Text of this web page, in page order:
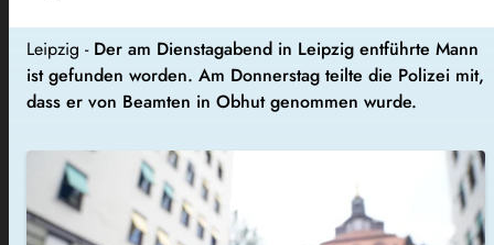
Leipzig - Der am Dienstagabend in Leipzig entführte Mann
ist gefunden worden. Am Donnerstag teilte die Polizei mit,
dass er von Beamten in Obhut genommen wurde.